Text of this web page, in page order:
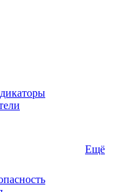
Ещё